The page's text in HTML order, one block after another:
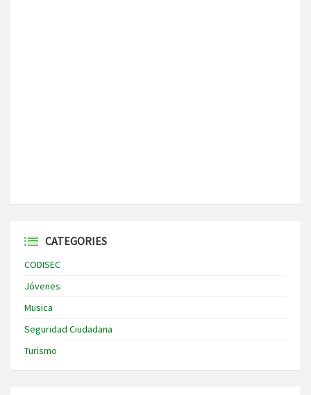
CATEGORIES
CODISEC
Jóvenes
Musica
Seguridad Ciudadana
Turismo